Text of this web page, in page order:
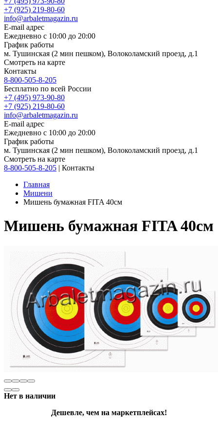
+7 (925) 219-80-60
info@arbaletmagazin.ru
E-mail адрес
Ежедневно с 10:00 до 20:00
График работы
м. Тушинская (2 мин пешком), Волоколамский проезд, д.1
Смотреть на карте
Контакты
8-800-505-8-205
Бесплатно по всей России
+7 (495) 973-90-80
+7 (925) 219-80-60
info@arbaletmagazin.ru
E-mail адрес
Ежедневно с 10:00 до 20:00
График работы
м. Тушинская (2 мин пешком), Волоколамский проезд, д.1
Смотреть на карте
8-800-505-8-205 | Контакты
Главная
Мишени
Мишень бумажная FITA 40см
Мишень бумажная FITA 40см
Нет в наличии
Дешевле, чем на маркетплейсах!